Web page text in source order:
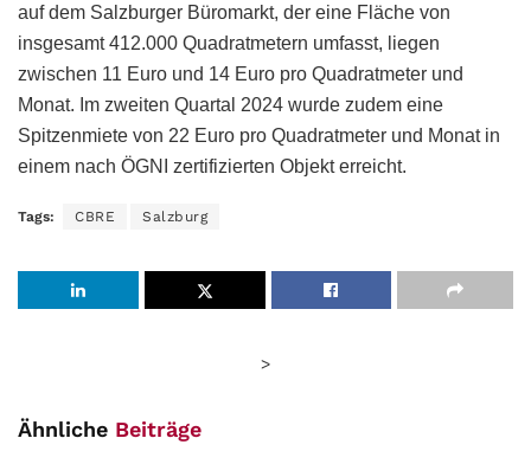
auf dem Salzburger Büromarkt, der eine Fläche von
insgesamt 412.000 Quadratmetern umfasst, liegen
zwischen 11 Euro und 14 Euro pro Quadratmeter und
Monat. Im zweiten Quartal 2024 wurde zudem eine
Spitzenmiete von 22 Euro pro Quadratmeter und Monat in
einem nach ÖGNI zertifizierten Objekt erreicht.
Tags: CBRE Salzburg
>
Ähnliche Beiträge